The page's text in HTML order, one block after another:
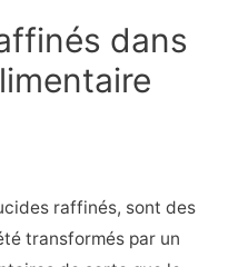
dans
raffinés, sont des
transformés par un